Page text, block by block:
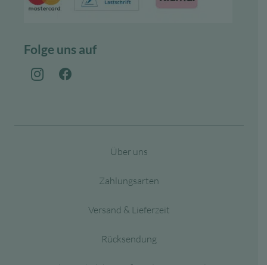
Folge uns auf
Über uns
Zahlungsarten
Versand & Lieferzeit
Rücksendung